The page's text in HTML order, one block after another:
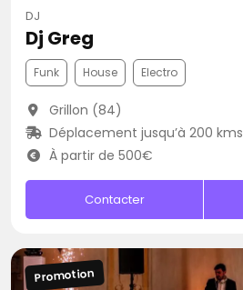
DJ
Dj Greg
Funk House Electro
Grillon (84)
Déplacement jusqu’à 200 kms
À partir de 500€
Contacter
Promotion